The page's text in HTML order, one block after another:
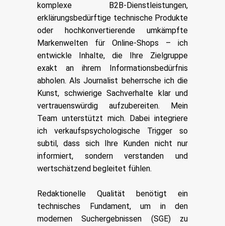
komplexe B2B-Dienstleistungen,
erklärungsbedürftige technische Produkte
oder hochkonvertierende umkämpfte
Markenwelten für Online-Shops – ich
entwickle Inhalte, die Ihre Zielgruppe
exakt an ihrem Informationsbedürfnis
abholen. Als Journalist beherrsche ich die
Kunst, schwierige Sachverhalte klar und
vertrauenswürdig aufzubereiten. Mein
Team unterstützt mich. Dabei integriere
ich verkaufspsychologische Trigger so
subtil, dass sich Ihre Kunden nicht nur
informiert, sondern verstanden und
wertschätzend begleitet fühlen.
Redaktionelle Qualität benötigt ein
technisches Fundament, um in den
modernen Suchergebnissen (SGE) zu